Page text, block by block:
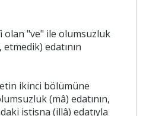
olan "ve" ile olumsuzluk
edatının
ikinci bölümüne
(mâ) edatının,
istisna (illâ) edatıyla